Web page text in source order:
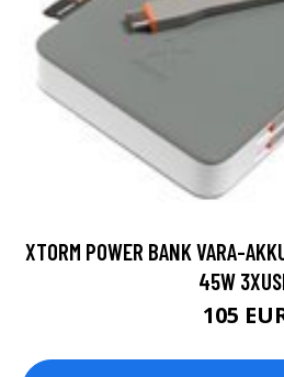
XTORM POWER BANK VARA-
45W
105